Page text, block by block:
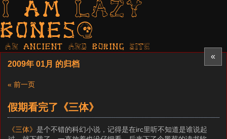
I am LAZY
bones?
AN ancient AND boring SITE
«
2009年 01月 的归档
« 前一页
假期看完了《三体》
《三体》是个不错的科幻小说，记得是在irc里听不知道是谁说起